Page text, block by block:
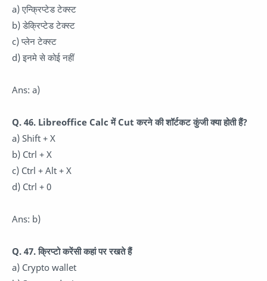
a) एन्क्रिप्टेड टेक्स्ट
b) डेक्रिप्टेड टेक्स्ट
c) प्लेन टेक्स्ट
d) इनमे से कोई नहीं
Ans: a)
Q. 46. Libreoffice Calc में Cut करने की शॉर्टकट कुंजी क्या होती हैं?
a) Shift + X
b) Ctrl + X
c) Ctrl + Alt + X
d) Ctrl + 0
Ans: b)
Q. 47. क्रिप्टो करेंसी कहां पर रखते हैं
a) Crypto wallet